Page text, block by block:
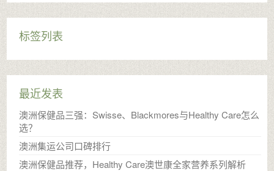
标签列表
最近发表
澳洲保健品三强：Swisse、Blackmores与Healthy Care怎么
选？
澳洲集运公司口碑排行
澳洲保健品推荐，Healthy Care澳世康全家营养系列解析